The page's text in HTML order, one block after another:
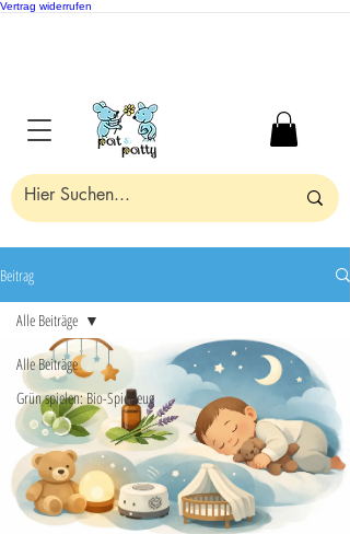
Vertrag widerrufen
Beitrag
Alle Beiträge
Grün spielen: Bio-Spielzeug
Alle Beiträge